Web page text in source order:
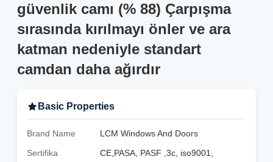
güvenlik camı (% 88) Çarpışma
sırasında kırılmayı önler ve ara
katman nedeniyle standart
camdan daha ağırdır
Basic Properties
Brand Name
LCM Windows And Doors
Sertifika
CE,PASA, PASF ,3c, iso9001,